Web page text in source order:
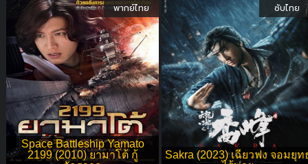
Space Battleship Yamato
2199 (2010) ยามาโต้ กู้
พากย์ไทย
Sakra (2023) เฉียวฟง จอมยุท
ซับไทย